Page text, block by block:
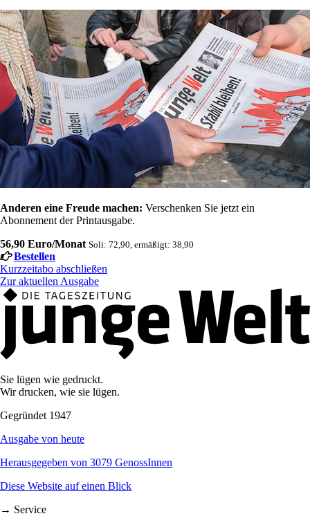
Anderen eine Freude machen: Verschenken Sie jetzt ein
Abonnement der Printausgabe.
56,90 Euro/Monat Soli: 72,90, ermäßigt: 38,90
Bestellen
Kurzzeitabo abschließen
Zur aktuellen Ausgabe
Sie lügen wie gedruckt.
Wir drucken, wie sie lügen.
Gegründet 1947
Ausgabe von heute
Herausgegeben von 3079 GenossInnen
Diese Website auf einen Blick
→ Service